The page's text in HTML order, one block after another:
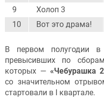
9
Холоп 3
10
Вот это драма!
В первом полугодии
превысивших по
которых — «Чебурашка
со значительном
стартовали в I квартале.